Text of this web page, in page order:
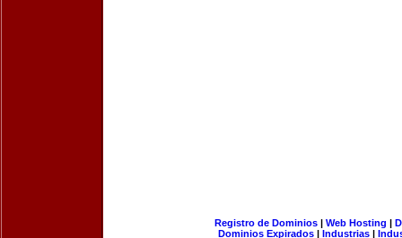
Registro de Dominios| Web Hosting |
Dominios Expirados | Industrias |